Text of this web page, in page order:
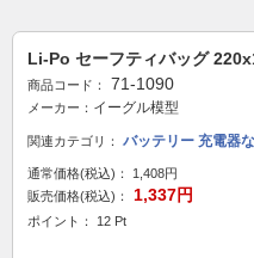
Li-Po セーフティバッグ
商品コード： 71-1090
メーカー： イーグル模型
関連カテゴリ： バッテリー 充電器
通常価格(税込)：
1,408円
販売価格(税込)：
1,337円
ポイント： 12 Pt